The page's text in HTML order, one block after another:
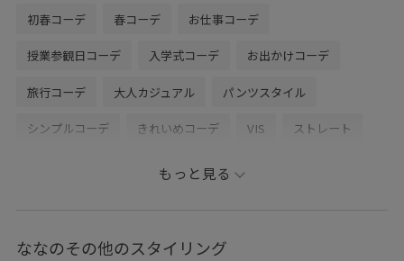
初春コーデ 春コーデ お仕事コーデ
授業参観日コーデ 入学式コーデ お出かけコーデ
旅行コーデ 大人カジュアル パンツスタイル
シンプルコーデ きれいめコーデ VIS ストレート
高身長 トップス
トートバッグ シューズ パンプス
もっと見る
ななのその他のスタイリング